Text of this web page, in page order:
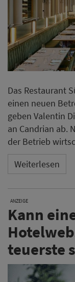
Das Restaurant
einen neuen
geben Valentin
an Candrian ab.
der Betrieb
Weiterlesen
ANZEIGE
Kann
teuerste